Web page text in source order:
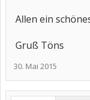
Allen ein
Gruß Töns
30. Mai 2015